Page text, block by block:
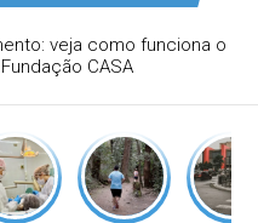
de R$ 164 milhões da